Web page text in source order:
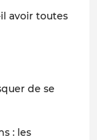
avoir toutes
de se
: les